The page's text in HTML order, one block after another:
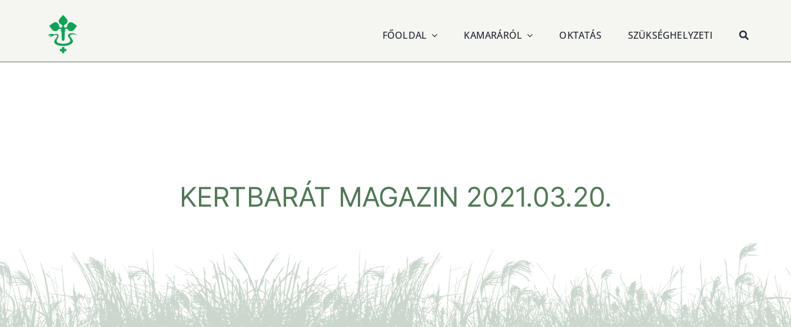
FŐOLDAL KAMARÁRÓL OKTATÁS SZÜKSÉGHELYZETI
KERTBARÁT MAGAZIN 2021.03.20.